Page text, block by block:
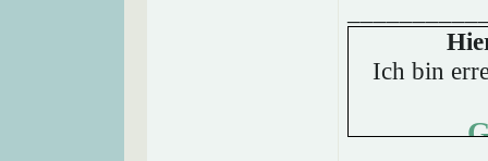
Ich bin